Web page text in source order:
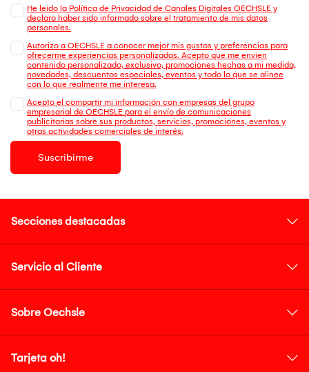
He leído la Política de Privacidad de Canales Digitales OECHSLE y
declaro haber sido informado sobre el tratamiento de mis datos
personales.
Autorizo a OECHSLE a conocer mejor mis gustos y preferencias para
ofrecerme experiencias personalizadas. Acepto que me envien
contenido personalizado, exclusivo, promociones hechas a mi medida,
novedades, descuentos especiales, eventos y todo lo que se alinee
con lo que realmente me interesa.
Acepto el compartir mi información con empresas del grupo
empresarial de OECHSLE para el envío de comunicaciones
publicitarias sobre sus productos, servicios, promociones, eventos y
otras actividades comerciales de interés.
Suscribirme
Secciones destacadas
Servicio al Cliente
Sobre Oechsle
Tarjeta oh!